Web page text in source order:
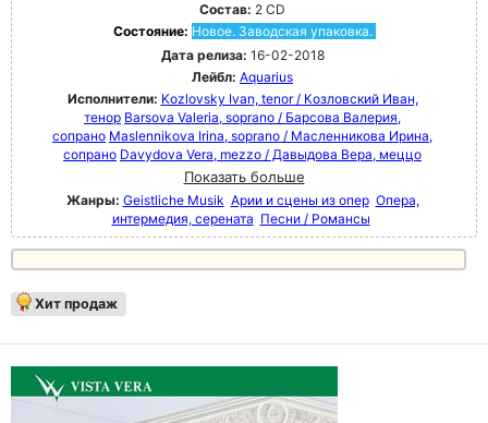
Состав: 2 CD
Состояние: Новое. Заводская упаковка.
Дата релиза: 16-02-2018
Лейбл: Aquarius
Исполнители: Kozlovsky Ivan, tenor / Козловский Иван,
тенор Barsova Valeria, soprano / Барсова Валерия,
сопрано Maslennikova Irina, soprano / Масленникова Ирина,
сопрано Davydova Vera, mezzo / Давыдова Вера, меццо
Показать больше
Жанры: Geistliche Musik Арии и сцены из опер Опера,
интермедия, серената Песни / Романсы
Хит продаж